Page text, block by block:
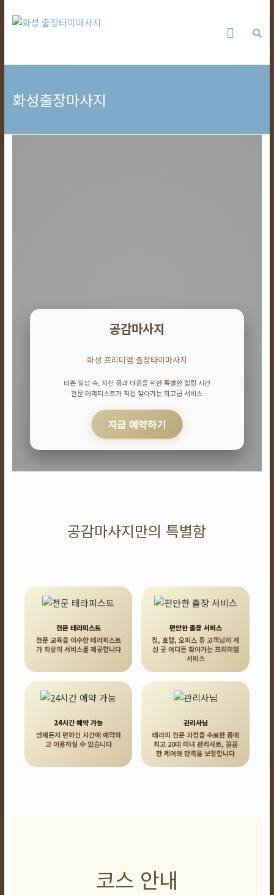
to화
장
타
화성출장마사지
공감마사지
화성 프리미엄 출장타이마사지
바쁜 일상 속, 지친 몸과 마음을 위한 특별한 힐링 시간
전문 테라피스트가 직접 찾아가는 최고급 서비스
지금 예약하기
공감마사지만의 특별함
전문 테라피스트
전문 교육을 이수한 테라피스트
가 최상의 서비스를 제공합니다
편안한 출장 서비스
집, 호텔, 오피스 등 고객님이 계
신 곳 어디든 찾아가는 프리미엄
서비스
24시간 예약 가능
언제든지 편하신 시간에 예약하
고 이용하실 수 있습니다
관리사님
테라피 전문 과정을 수료한 몸매
최고 20대 미녀 관리사로, 꼼꼼
한 케어와 만족을 보장합니다
코스 안내